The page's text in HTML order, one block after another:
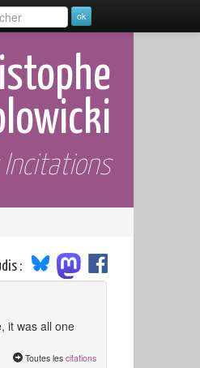
Incitations
:
it was all one
Toutes les citations